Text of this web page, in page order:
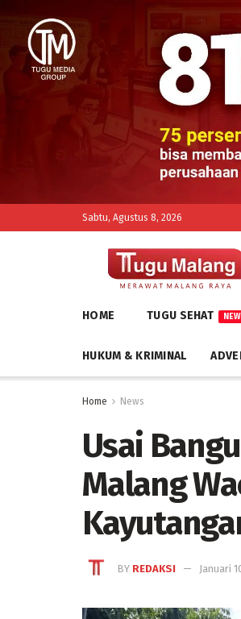
Sabtu, Agustus 8, 2026
HOME TUGU SEHAT NEW
HUKUM & KRIMINAL
Home News
Usai
Malang
BY REDAKSI Januari